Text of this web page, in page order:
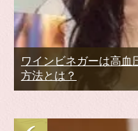
ワインビネガーは高血
方法とは？